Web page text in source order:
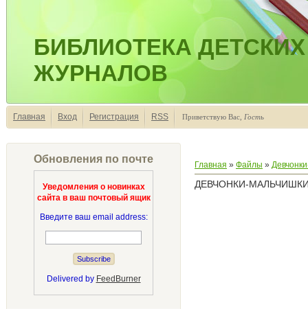
БИБЛИОТЕКА ДЕТСКИХ
ЖУРНАЛОВ
Главная Вход Регистрация RSS Приветствую Вас Гость
Обновления по почте
Уведомления о новинках
сайта в ваш почтовый ящик
Введите ваш email address:
Delivered by FeedBurner
Главная » Файлы »
ДЕВЧОНКИ-